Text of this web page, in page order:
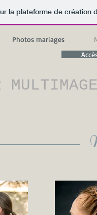
la plateforme de création
Photos mariages